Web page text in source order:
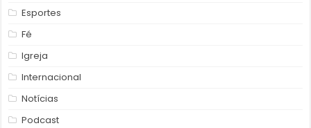
Esportes
Fé
Igreja
Internacional
Notícias
Podcast